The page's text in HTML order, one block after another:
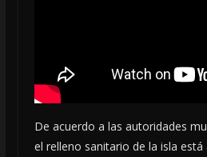
De acuerdo a las autoridades
el relleno sanitario de la isla